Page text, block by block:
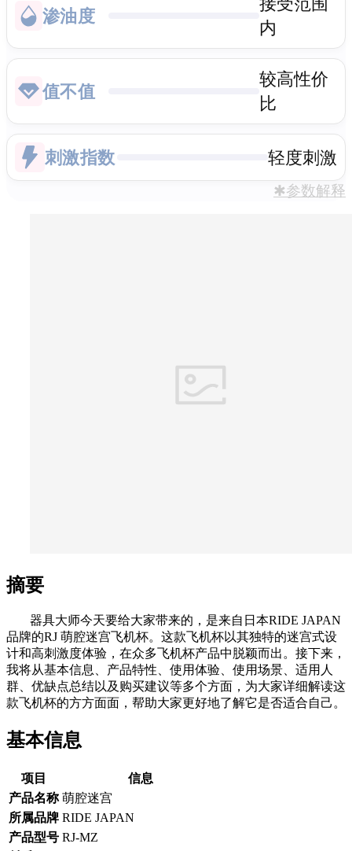
渗油度
内
值不值
较高性价
比
刺激指数 轻度刺激
✱参数解释
摘要
器具大师今天要给大家带来的，是来自日本RIDE JAPAN
品牌的RJ 萌腔迷宫飞机杯。这款飞机杯以其独特的迷宫式设
计和高刺激度体验，在众多飞机杯产品中脱颖而出。接下来，
我将从基本信息、产品特性、使用体验、使用场景、适用人
群、优缺点总结以及购买建议等多个方面，为大家详细解读这
款飞机杯的方方面面，帮助大家更好地了解它是否适合自己。
基本信息
项目
信息
产品名称 萌腔迷宫
所属品牌 RIDE JAPAN
产品型号 RJ-MZ